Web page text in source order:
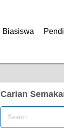
Biasiswa
Carian